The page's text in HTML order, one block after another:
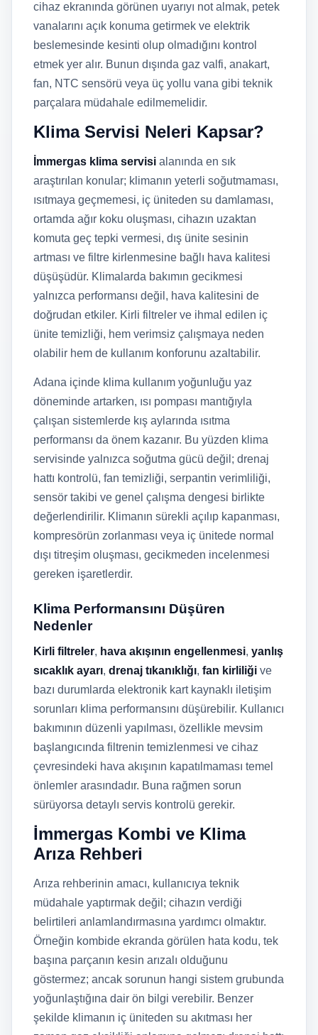
cihaz ekranında görünen uyarıyı not almak, petek
vanalarını açık konuma getirmek ve elektrik
beslemesinde kesinti olup olmadığını kontrol
etmek yer alır. Bunun dışında gaz valfi, anakart,
fan, NTC sensörü veya üç yollu vana gibi teknik
parçalara müdahale edilmemelidir.
Klima Servisi Neleri Kapsar?
İmmergas klima servisi alanında en sık
araştırılan konular; klimanın yeterli soğutmaması,
ısıtmaya geçmemesi, iç üniteden su damlaması,
ortamda ağır koku oluşması, cihazın uzaktan
komuta geç tepki vermesi, dış ünite sesinin
artması ve filtre kirlenmesine bağlı hava kalitesi
düşüşüdür. Klimalarda bakımın gecikmesi
yalnızca performansı değil, hava kalitesini de
doğrudan etkiler. Kirli filtreler ve ihmal edilen iç
ünite temizliği, hem verimsiz çalışmaya neden
olabilir hem de kullanım konforunu azaltabilir.
Adana içinde klima kullanım yoğunluğu yaz
döneminde artarken, ısı pompası mantığıyla
çalışan sistemlerde kış aylarında ısıtma
performansı da önem kazanır. Bu yüzden klima
servisinde yalnızca soğutma gücü değil; drenaj
hattı kontrolü, fan temizliği, serpantin verimliliği,
sensör takibi ve genel çalışma dengesi birlikte
değerlendirilir. Klimanın sürekli açılıp kapanması,
kompresörün zorlanması veya iç ünitede normal
dışı titreşim oluşması, gecikmeden incelenmesi
gereken işaretlerdir.
Klima Performansını Düşüren
Nedenler
Kirli filtreler, hava akışının engellenmesi, yanlış
sıcaklık ayarı, drenaj tıkanıklığı, fan kirliliği ve
bazı durumlarda elektronik kart kaynaklı iletişim
sorunları klima performansını düşürebilir. Kullanıcı
bakımının düzenli yapılması, özellikle mevsim
başlangıcında filtrenin temizlenmesi ve cihaz
çevresindeki hava akışının kapatılmaması temel
önlemler arasındadır. Buna rağmen sorun
sürüyorsa detaylı servis kontrolü gerekir.
İmmergas Kombi ve Klima
Arıza Rehberi
Arıza rehberinin amacı, kullanıcıya teknik
müdahale yaptırmak değil; cihazın verdiği
belirtileri anlamlandırmasına yardımcı olmaktır.
Örneğin kombide ekranda görülen hata kodu, tek
başına parçanın kesin arızalı olduğunu
göstermez; ancak sorunun hangi sistem grubunda
yoğunlaştığına dair ön bilgi verebilir. Benzer
şekilde klimanın iç üniteden su akıtması her